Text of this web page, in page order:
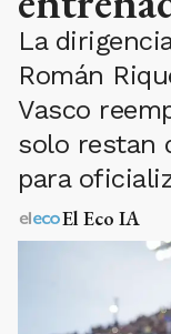
La
Román
Vasco
solo restan
para
El Eco IA